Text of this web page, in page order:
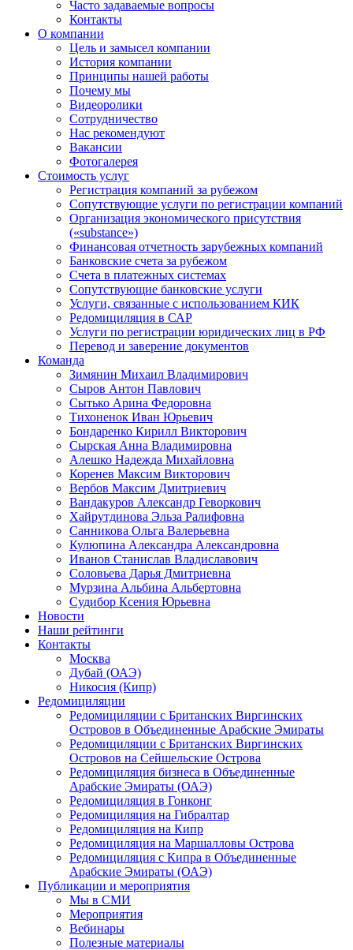
Часто задаваемые вопросы
Контакты
О компании
Цель и замысел компании
История компании
Принципы нашей работы
Почему мы
Видеоролики
Сотрудничество
Нас рекомендуют
Вакансии
Фотогалерея
Стоимость услуг
Регистрация компаний за рубежом
Сопутствующие услуги по регистрации компаний
Организация экономического присутствия
(«substance»)
Финансовая отчетность зарубежных компаний
Банковские счета за рубежом
Счета в платежных системах
Сопутствующие банковские услуги
Услуги, связанные с использованием КИК
Редомициляция в САР
Услуги по регистрации юридических лиц в РФ
Перевод и заверение документов
Команда
Зимянин Михаил Владимирович
Сыров Антон Павлович
Сытько Арина Федоровна
Тихоненок Иван Юрьевич
Бондаренко Кирилл Викторович
Сырская Анна Владимировна
Алешко Надежда Михайловна
Коренев Максим Викторович
Вербов Максим Дмитриевич
Вандакуров Александр Геворкович
Хайрутдинова Эльза Ралифовна
Санникова Ольга Валерьевна
Кулюпина Александра Александровна
Иванов Станислав Владиславович
Соловьева Дарья Дмитриевна
Мурзина Альбина Альбертовна
Судибор Ксения Юрьевна
Новости
Наши рейтинги
Контакты
Москва
Дубай (ОАЭ)
Никосия (Кипр)
Редомициляции
Редомициляции с Британских Виргинских
Островов в Объединенные Арабские Эмираты
Редомициляции с Британских Виргинских
Островов на Сейшельские Острова
Редомициляция бизнеса в Объединенные
Арабские Эмираты (ОАЭ)
Редомициляция в Гонконг
Редомициляция на Гибралтар
Редомициляция на Кипр
Редомициляция на Маршалловы Острова
Редомициляция с Кипра в Объединенные
Арабские Эмираты (ОАЭ)
Публикации и мероприятия
Мы в СМИ
Мероприятия
Вебинары
Полезные материалы